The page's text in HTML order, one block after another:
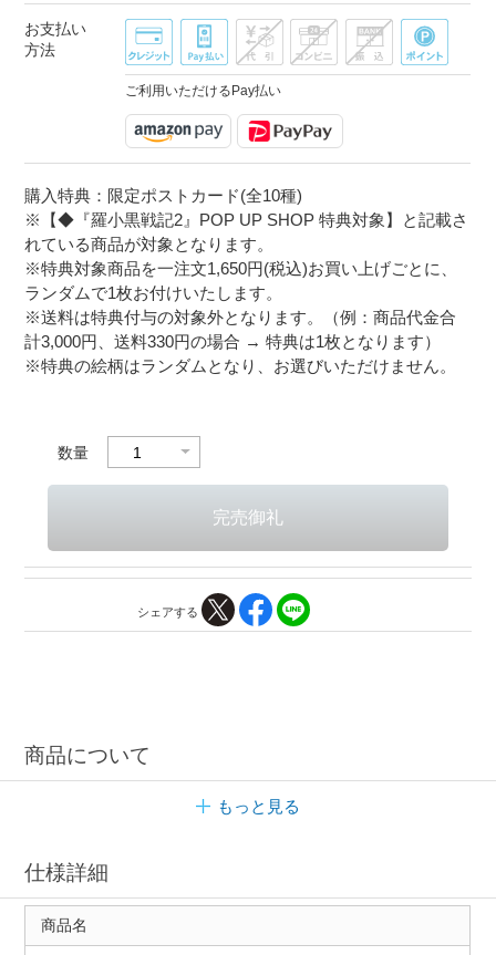
お支払い
方法
ご利用いただけるPay払い
購入特典：限定ポストカード(全10種)
※【◆『羅小黒戦記2』POP UP SHOP 特典対象】と記載さ
れている商品が対象となります。
※特典対象商品を一注文1,650円(税込)お買い上げごとに、
ランダムで1枚お付けいたします。
※送料は特典付与の対象外となります。（例：商品代金合
計3,000円、送料330円の場合 → 特典は1枚となります）
※特典の絵柄はランダムとなり、お選びいただけません。
数量
シェアする
商品について
もっと見る
仕様詳細
商品名